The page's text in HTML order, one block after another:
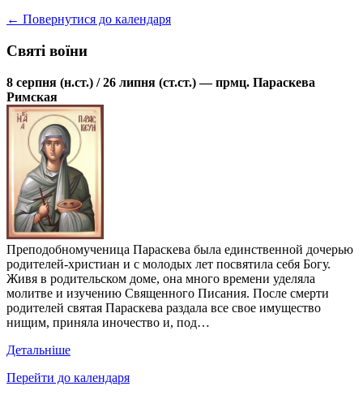
← Повернутися до календаря
Святі воїни
8 серпня (н.ст.) / 26 липня (ст.ст.) — прмц. Параскева
Римская
Преподобномученица Параскева была единственной дочерью
родителей-христиан и с молодых лет посвятила себя Богу.
Живя в родительском доме, она много времени уделяла
молитве и изучению Священного Писания. После смерти
родителей святая Параскева раздала все свое имущество
нищим, приняла иночество и, под…
Детальніше
Перейти до календаря